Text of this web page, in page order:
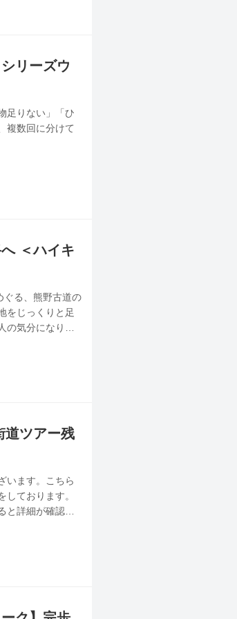
中も快適に案
リーズウ
足りない」「ひ
複数回に分けて
＜ハイキ
ぐる、熊野古道の
をじっくりと足
気分になりな
道ツアー残
います。こちら
ております。
詳細が確認で